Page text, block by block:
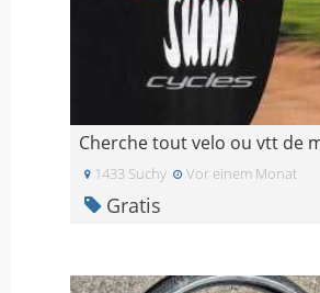
1433 Suchy Vor einem Monat
Gratis